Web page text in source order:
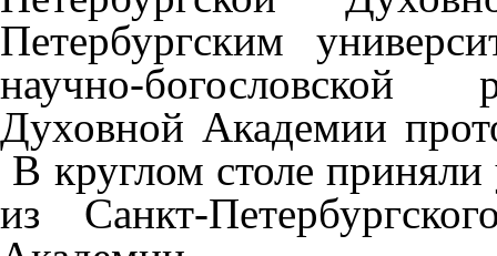
Петербургским
научно-богословской
Духовной Академии
В круглом столе приняли
из Санкт-